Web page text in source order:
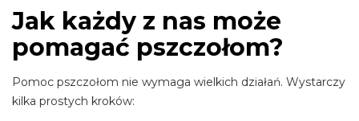
Jak każdy z nas może
pomagać pszczołom?
Pomoc pszczołom nie wymaga wielkich działań. Wystarczy
kilka prostych kroków: